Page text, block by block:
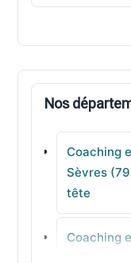
Cherveux
Airvault
Saint-
Mauzé-
Saint-
Nos
Coaching
Sèvres
tête
Coaching